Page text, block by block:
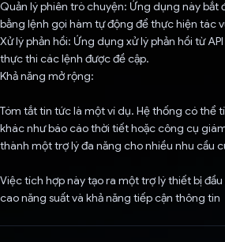
Quản lý phiên trò chuyện: Ứng dụng này bắt
bằng lệnh gọi hàm tự động để thực hiện tác
Xử lý phản hồi: Ứng dụng xử lý phản hồi từ
thực thi các lệnh được đề cập.
Khả năng mở rộng:
Tóm tắt tin tức là một ví dụ. Hệ thống có thể
khác như báo cáo thời tiết hoặc công cụ
thành một trợ lý đa năng cho nhiều nhu cầu
Việc tích hợp này tạo ra một trợ lý thiết bị
cao năng suất và khả năng tiếp cận thông tin